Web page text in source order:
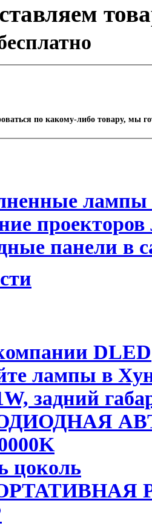
по какому-либо товару, мы
панели в
DLED
лампы в
задний
цоколь